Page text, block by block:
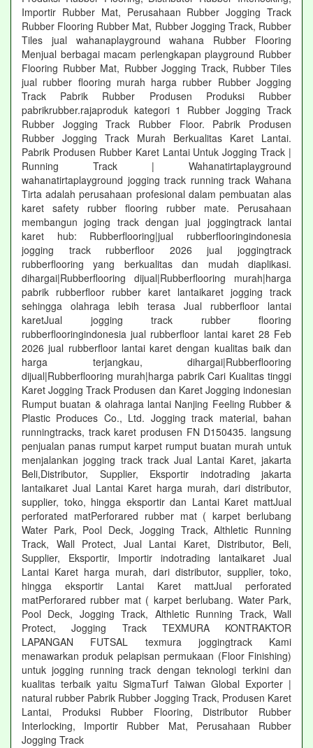
Importir Rubber Mat, Perusahaan Rubber Jogging Track
Rubber Flooring Rubber Mat, Rubber Jogging Track, Rubber
Tiles jual wahanaplayground wahana Rubber Flooring
Menjual berbagai macam perlengkapan playground Rubber
Flooring Rubber Mat, Rubber Jogging Track, Rubber Tiles
jual rubber flooring murah harga rubber Rubber Jogging
Track Pabrik Rubber Produsen Produksi Rubber
pabrikrubber.rajaproduk kategori 1 Rubber Jogging Track
Rubber Jogging Track Rubber Floor. Pabrik Produsen
Rubber Jogging Track Murah Berkualitas Karet Lantai.
Pabrik Produsen Rubber Karet Lantai Untuk Jogging Track |
Running Track | Wahanatirtaplayground
wahanatirtaplayground jogging track running track Wahana
Tirta adalah perusahaan profesional dalam pembuatan alas
karet safety rubber flooring rubber mate. Perusahaan
membangun joging track dengan jual joggingtrack lantai
karet hub: Rubberflooring|jual rubberflooringindonesia
jogging track rubberfloor 2026 jual joggingtrack
rubberflooring yang berkualitas dan mudah diaplikasi.
dihargai|Rubberflooring dijual|Rubberflooring murah|harga
pabrik rubberfloor rubber karet lantaikaret jogging track
sehingga olahraga lebih terasa Jual rubberfloor lantai
karetJual jogging track rubber flooring
rubberflooringindonesia jual rubberfloor lantai karet 28 Feb
2026 jual rubberfloor lantai karet dengan kualitas baik dan
harga terjangkau, dihargai|Rubberflooring
dijual|Rubberflooring murah|harga pabrik Cari Kualitas tinggi
Karet Jogging Track Produsen dan Karet Jogging indonesian
Rumput buatan & olahraga lantai Nanjing Feeling Rubber &
Plastic Produces Co., Ltd. Jogging track material, bahan
runningtracks, track karet produsen FN D150435. langsung
penjualan panas rumput karpet rumput buatan murah untuk
menjalankan jogging track track Jual Lantai Karet, jakarta
Beli,Distributor, Supplier, Eksportir indotrading jakarta
lantaikaret Jual Lantai Karet harga murah, dari distributor,
supplier, toko, hingga eksportir dan Lantai Karet mattJual
perforated matPerforared rubber mat ( karpet berlubang
Water Park, Pool Deck, Jogging Track, Althletic Running
Track, Wall Protect, Jual Lantai Karet, Distributor, Beli,
Supplier, Eksportir, Importir indotrading lantaikaret Jual
Lantai Karet harga murah, dari distributor, supplier, toko,
hingga eksportir Lantai Karet mattJual perforated
matPerforared rubber mat ( karpet berlubang. Water Park,
Pool Deck, Jogging Track, Althletic Running Track, Wall
Protect, Jogging Track TEXMURA KONTRAKTOR
LAPANGAN FUTSAL texmura joggingtrack Kami
menawarkan produk pelapisan permukaan (Floor Finishing)
untuk jogging running track dengan teknologi terkini dan
kualitas terbaik yaitu SigmaTurf Taiwan Global Exporter |
natural rubber Pabrik Rubber Jogging Track, Produsen Karet
Lantai, Produksi Rubber Flooring, Distributor Rubber
Interlocking, Importir Rubber Mat, Perusahaan Rubber
Jogging Track